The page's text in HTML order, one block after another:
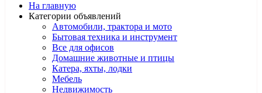
На главную
Категории объявлений
Автомобили, трактора и мото
Бытовая техника и инструмент
Все для офисов
Домашние животные и птицы
Катера, яхты, лодки
Мебель
Недвижимость